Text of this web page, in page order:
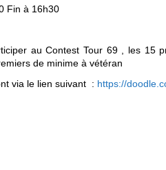
Fin à 16h30
au Contest Tour 69 , les 15
de minime à vétéran
via le lien suivant : https://